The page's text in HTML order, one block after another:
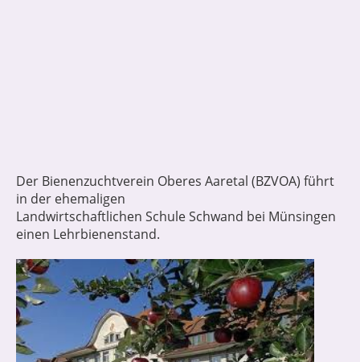
Der Bienenzuchtverein Oberes Aaretal (BZVOA) führt
in der ehemaligen
Landwirtschaftlichen Schule Schwand bei Münsingen
einen Lehrbienenstand.